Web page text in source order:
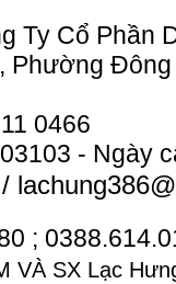
Ty Cổ Phần
Phường
0466
- Ngày
;
VÀ SX Lạc